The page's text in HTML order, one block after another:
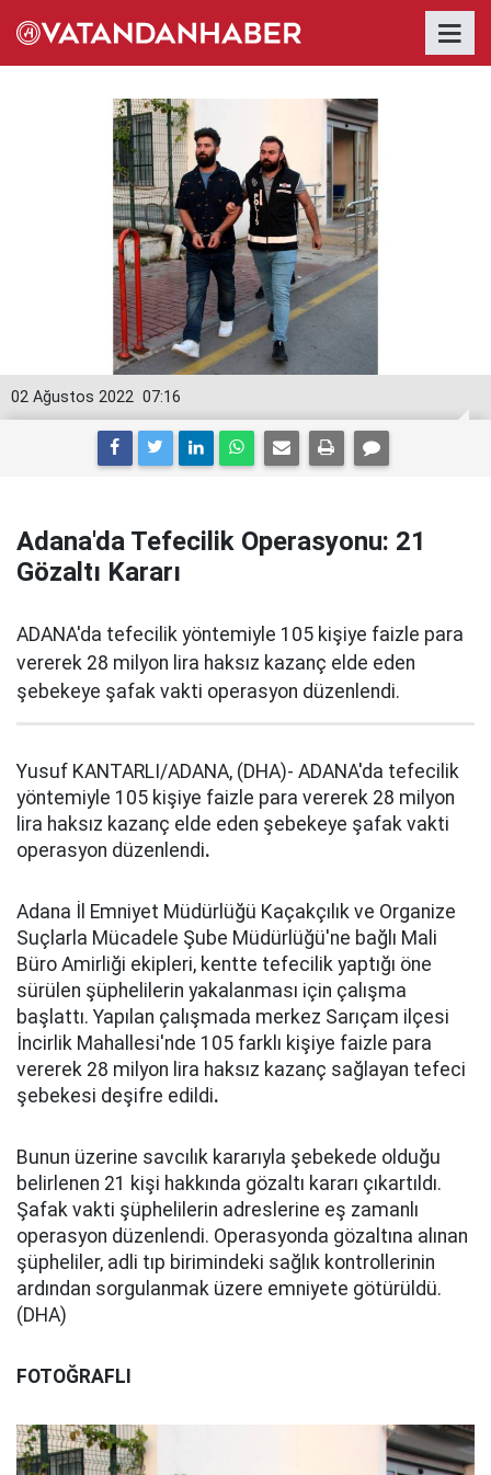
07:16
02 Ağustos 2022
Adana'da Tefecilik Operasyonu: 21
Gözaltı Kararı
ADANA'da tefecilik yöntemiyle 105 kişiye faizle para
vererek 28 milyon lira haksız kazanç elde eden
şebekeye şafak vakti operasyon düzenlendi.
Yusuf KANTARLI/ADANA, (DHA)- ADANA'da tefecilik
yöntemiyle 105 kişiye faizle para vererek 28 milyon
lira haksız kazanç elde eden şebekeye şafak vakti
operasyon düzenlendi.
Adana İl Emniyet Müdürlüğü Kaçakçılık ve Organize
Suçlarla Mücadele Şube Müdürlüğü'ne bağlı Mali
Büro Amirliği ekipleri, kentte tefecilik yaptığı öne
sürülen şüphelilerin yakalanması için çalışma
başlattı. Yapılan çalışmada merkez Sarıçam ilçesi
İncirlik Mahallesi'nde 105 farklı kişiye faizle para
vererek 28 milyon lira haksız kazanç sağlayan tefeci
şebekesi deşifre edildi.
Bunun üzerine savcılık kararıyla şebekede olduğu
belirlenen 21 kişi hakkında gözaltı kararı çıkartıldı.
Şafak vakti şüphelilerin adreslerine eş zamanlı
operasyon düzenlendi. Operasyonda gözaltına alınan
şüpheliler, adli tıp birimindeki sağlık kontrollerinin
ardından sorgulanmak üzere emniyete götürüldü.
(DHA)
FOTOĞRAFLI